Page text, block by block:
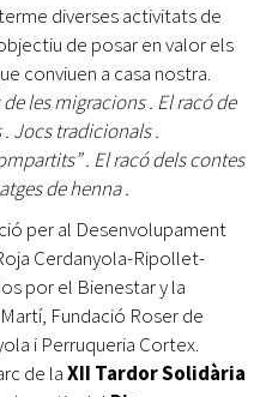
diverses activitats de
de posar en valor els
conviuen a casa nostra.
les migracions . El racó de
Jocs tradicionals .
. El racó dels contes
de henna .
per al Desenvolupament
Cerdanyola-Ripollet-
por el Bienestar y la
Fundació Roser de
i Perruqueria Cortex.
de laXII Tardor Solidària